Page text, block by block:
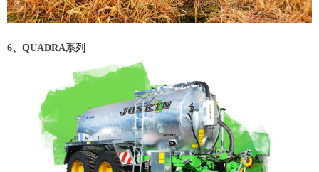
6、QUADRA系列